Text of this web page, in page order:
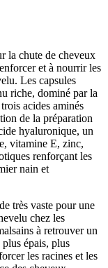
la chute de cheveux
et à nourrir les
Les capsules
riche, dominé par la
acides aminés
de la préparation
hyaluronique, un
vitamine E, zinc,
renforçant les
nain et
très vaste pour une
chez les
à retrouver un
épais, plus
les racines et les